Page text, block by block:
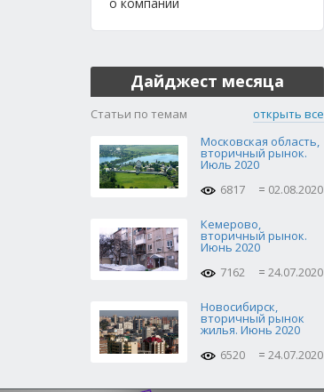
Дайджест месяца
Статьи по темам
открыть все
Московская область,
вторичный рынок.
Июль 2020
6817
02.08.2020
Кемерово,
вторичный рынок.
Июнь 2020
7162
24.07.2020
Новосибирск,
вторичный рынок
жилья. Июнь 2020
6520
24.07.2020